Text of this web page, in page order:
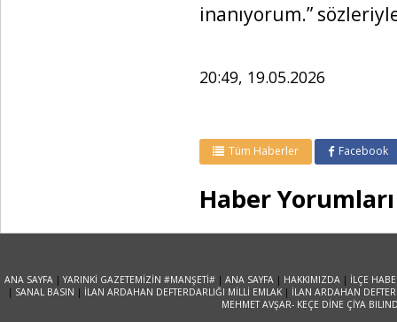
inanıyorum.”
20:49, 19.05.2026
Tüm Haberler Facebook
Haber Yorumları
ANA SAYFA |YARINKİ GAZETEMİZİN #MANŞETİ# |ANA SAYFA | HAKKIMIZDA | İLÇE
| SANAL BASIN | İLAN ARDAHAN DEFTERDARLIĞI MİLLİ EMLAK | İLAN ARDAHAN
MEHMET AVŞAR- KEÇE DİNE ÇİYA